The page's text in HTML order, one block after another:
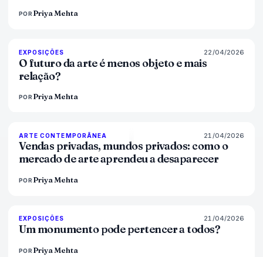
POR Priya Mehta
% 117
EXPOSIÇÕES 22/04/2026
O futuro da arte é menos objeto e mais
relação?
POR Priya Mehta
72% 52
ARTE CONTEMPORÂNEA 21/04/2026
Vendas privadas, mundos privados: como o
mercado de arte aprendeu a desaparecer
POR Priya Mehta
77% 45
EXPOSIÇÕES 21/04/2026
Um monumento pode pertencer a todos?
POR Priya Mehta